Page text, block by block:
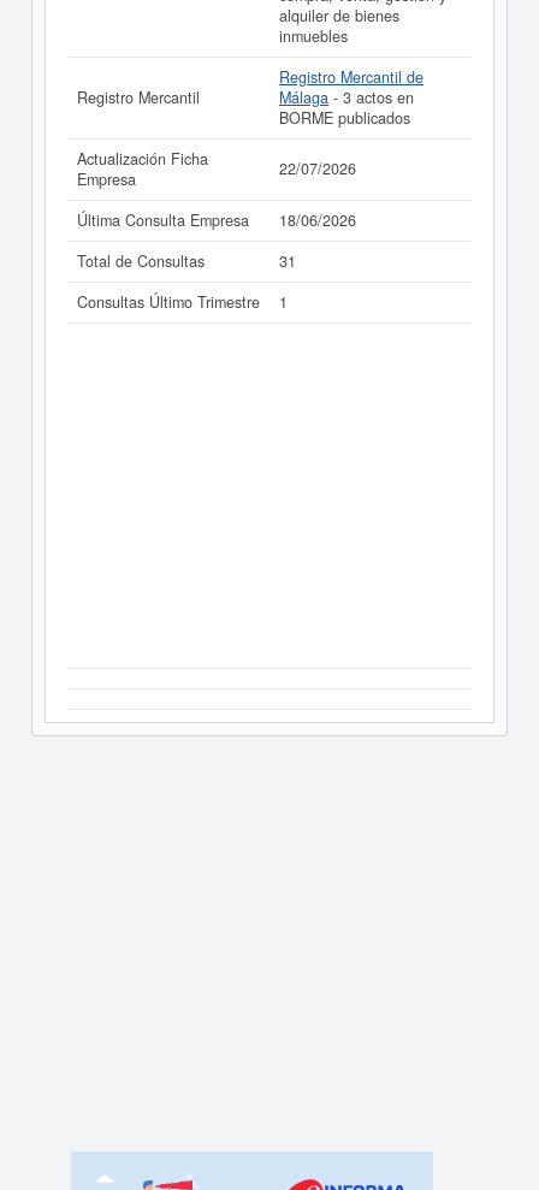
alquiler de bienes
inmuebles
Registro Mercantil
Registro Mercantil de
Málaga - 3 actos en
BORME publicados
Actualización Ficha
Empresa
22/07/2026
Última Consulta Empresa
18/06/2026
Total de Consultas
31
Consultas Último Trimestre
1